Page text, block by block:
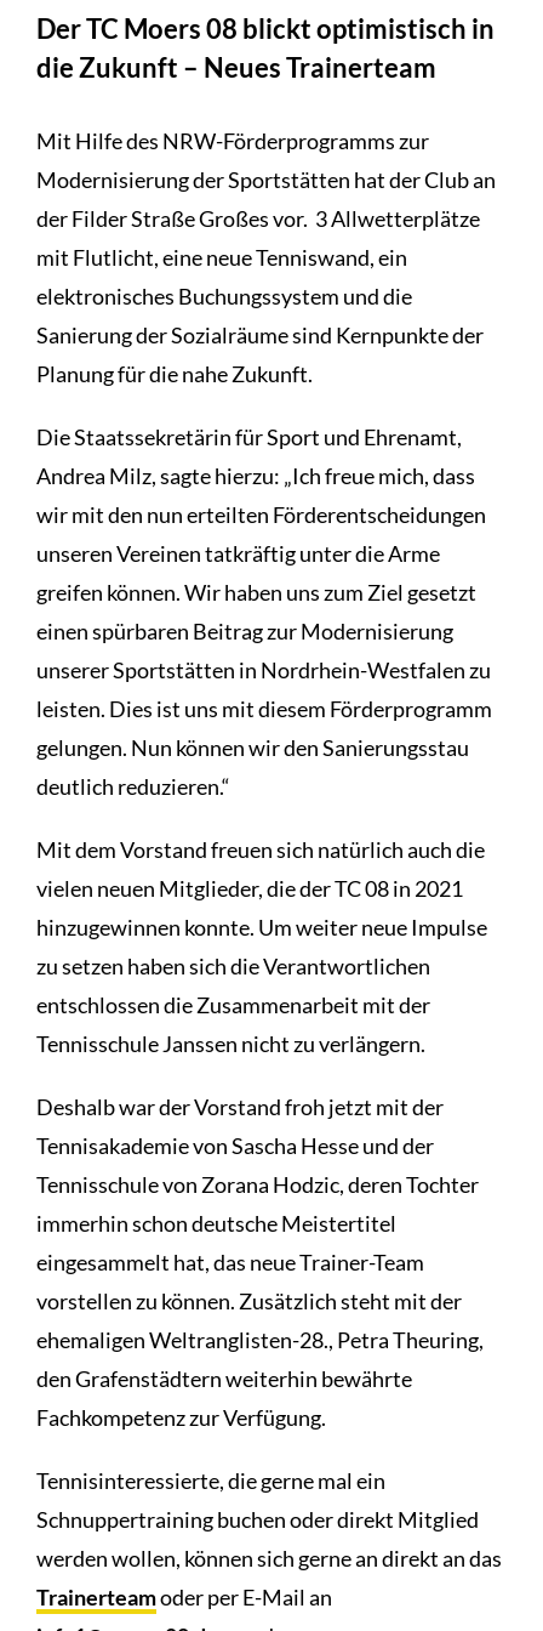
Der TC Moers 08 blickt optimistisch in
die Zukunft – Neues Trainerteam
Mit Hilfe des NRW-Förderprogramms zur
Modernisierung der Sportstätten hat der Club an
der Filder Straße Großes vor. 3 Allwetterplätze
mit Flutlicht, eine neue Tenniswand, ein
elektronisches Buchungssystem und die
Sanierung der Sozialräume sind Kernpunkte der
Planung für die nahe Zukunft.
Die Staatssekretärin für Sport und Ehrenamt,
Andrea Milz, sagte hierzu: „Ich freue mich, dass
wir mit den nun erteilten Förderentscheidungen
unseren Vereinen tatkräftig unter die Arme
greifen können. Wir haben uns zum Ziel gesetzt
einen spürbaren Beitrag zur Modernisierung
unserer Sportstätten in Nordrhein-Westfalen zu
leisten. Dies ist uns mit diesem Förderprogramm
gelungen. Nun können wir den Sanierungsstau
deutlich reduzieren.“
Mit dem Vorstand freuen sich natürlich auch die
vielen neuen Mitglieder, die der TC 08 in 2021
hinzugewinnen konnte. Um weiter neue Impulse
zu setzen haben sich die Verantwortlichen
entschlossen die Zusammenarbeit mit der
Tennisschule Janssen nicht zu verlängern.
Deshalb war der Vorstand froh jetzt mit der
Tennisakademie von Sascha Hesse und der
Tennisschule von Zorana Hodzic, deren Tochter
immerhin schon deutsche Meistertitel
eingesammelt hat, das neue Trainer-Team
vorstellen zu können. Zusätzlich steht mit der
ehemaligen Weltranglisten-28., Petra Theuring,
den Grafenstädtern weiterhin bewährte
Fachkompetenz zur Verfügung.
Tennisinteressierte, die gerne mal ein
Schnuppertraining buchen oder direkt Mitglied
werden wollen, können sich gerne an direkt an das
Trainerteamoder per E-Mail an